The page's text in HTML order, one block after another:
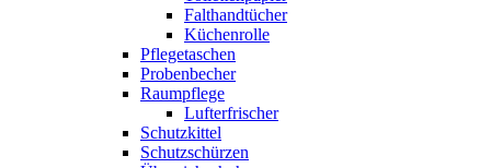
Falthandtücher
Küchenrolle
Pflegetaschen
Probenbecher
Raumpflege
Lufterfrischer
Schutzkittel
Schutzschürzen